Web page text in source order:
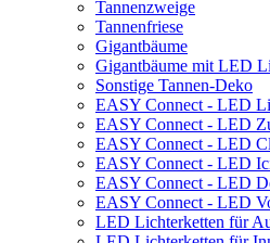
Tannenzweige
Tannenfriese
Gigantbäume
Gigantbäume mit LED
Sonstige Tannen-Deko
EASY Connect - LED
EASY Connect - LED
EASY Connect - LED
EASY Connect - LED
EASY Connect - LED
EASY Connect - LED
LED Lichterketten für